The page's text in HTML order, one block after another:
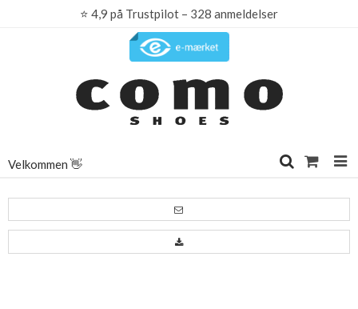
⭐ 4,9 på Trustpilot – 328 anmeldelser
Velkommen 👋